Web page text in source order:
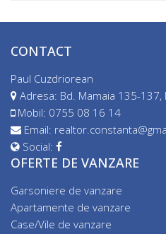
CONTACT
Paul Cuzdriorean
Adresa: Bd. Mamaia 135-
Mobil: 0755 08 16 14
Email:
Social:
OFERTE DE VANZARE
Garsoniere de vanzare
Apartamente de vanzare
Case/Vile de vanzare